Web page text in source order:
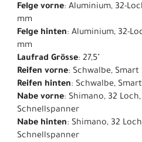
Felge vorne: Aluminium, 32-
mm
Felge hinten: Aluminium, 32-
mm
Laufrad Grösse: 27,5"
Reifen vorne: Schwalbe, Smart
Reifen hinten: Schwalbe,
Nabe vorne: Shimano, 32
Schnellspanner
Nabe hinten: Shimano, 32
Schnellspanner